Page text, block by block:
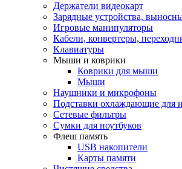
Держатели видеокарт
Зарядные устройства,
Игровые манипуляторы
Кабели, конвертеры,
Клавиатуры
Мыши и коврики
Коврики для мыши
Мыши
Наушники и микрофоны
Подставки охлаждающие для
Сетевые фильтры
Сумки для ноутбуков
Флеш память
USB накопители
Карты памяти